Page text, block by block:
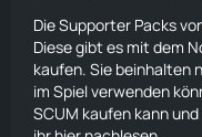
Die Supporter Packs
Diese gibt es mit dem
kaufen. Sie beinhalten
im Spiel verwenden
SCUM kaufen kann